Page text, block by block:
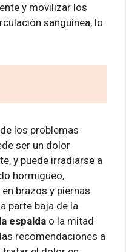
y movilizar los
sanguínea, lo
los problemas
ser un dolor
y puede irradiarse a
hormigueo,
brazos y piernas.
parte baja de la
espalda o la mitad
recomendaciones a